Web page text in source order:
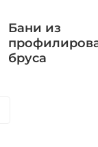
Бани из
бруса